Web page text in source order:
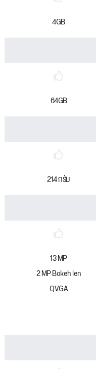
4GB
64GB
214 กรัม
13 MP
2 MP Bokeh len
QVGA